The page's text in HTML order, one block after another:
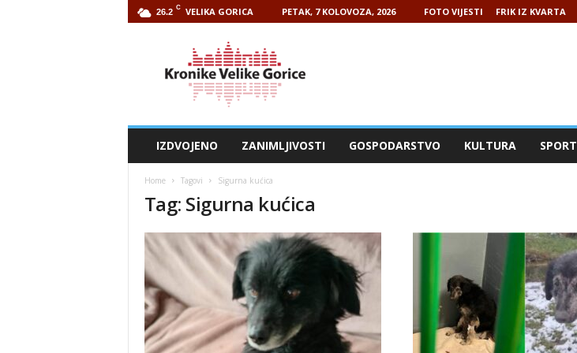
26.2 C VELIKA GORICA PETAK, 7 KOLOVOZA, 2026 FOTO VIJESTI FRIK IZ KVARTA
IZDVOJENO ZANIMLJIVOSTI GOSPODARSTVO KULTURA SPORT
Home Tagovi Sigurna kućica
Tag: Sigurna kućica